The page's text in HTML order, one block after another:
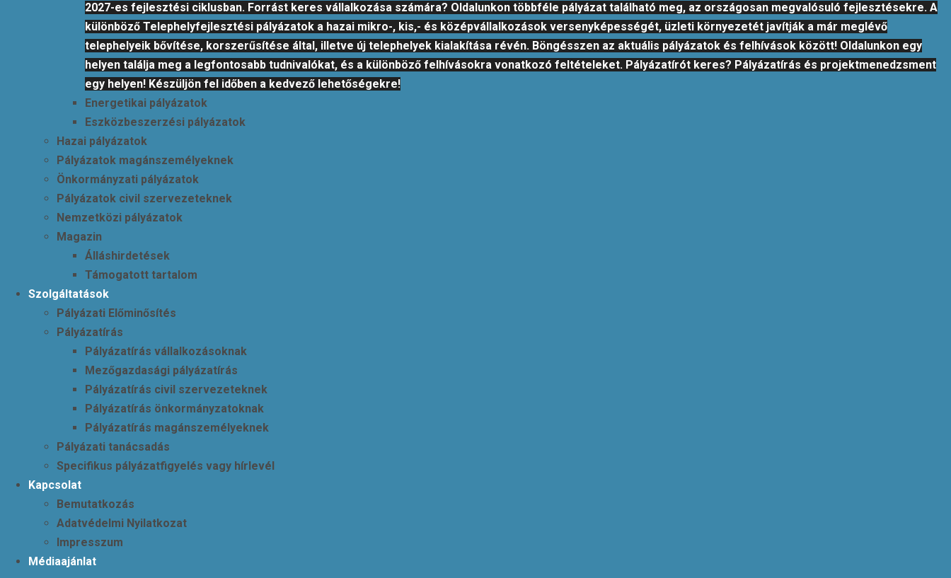
2027-es fejlesztési ciklusban. Forrást keres vállalkozása számára? Oldalunkon többféle pályázat található meg, az országosan megvalósuló fejlesztésekre. A
különböző Telephelyfejlesztési pályázatok a hazai mikro-, kis,- és középvállalkozások versenyképességét, üzleti környezetét javítják a már meglévő
telephelyeik bővítése, korszerűsítése által, illetve új telephelyek kialakítása révén. Böngésszen az aktuális pályázatok és felhívások között! Oldalunkon egy
helyen találja meg a legfontosabb tudnivalókat, és a különböző felhívásokra vonatkozó feltételeket. Pályázatírót keres? Pályázatírás és projektmenedzsment
egy helyen! Készüljön fel időben a kedvező lehetőségekre!
Energetikai pályázatok
Eszközbeszerzési pályázatok
Hazai pályázatok
Pályázatok magánszemélyeknek
Önkormányzati pályázatok
Pályázatok civil szervezeteknek
Nemzetközi pályázatok
Magazin
Álláshirdetések
Támogatott tartalom
Szolgáltatások
Pályázati Előminősítés
Pályázatírás
Pályázatírás vállalkozásoknak
Mezőgazdasági pályázatírás
Pályázatírás civil szervezeteknek
Pályázatírás önkormányzatoknak
Pályázatírás magánszemélyeknek
Pályázati tanácsadás
Specifikus pályázatfigyelés vagy hírlevél
Kapcsolat
Bemutatkozás
Adatvédelmi Nyilatkozat
Impresszum
Médiaajánlat